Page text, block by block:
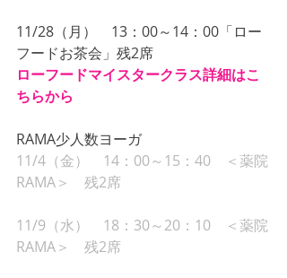
11/28（月）　13：00～14：00「ロー
フードお茶会」残2席
ローフードマイスタークラス詳細はこ
ちらから
RAMA少人数ヨーガ
11/4（金）　14：00～15：40　＜薬院
RAMA＞　残2席
11/9（水）　18：30～20：10　＜薬院
RAMA＞　残2席